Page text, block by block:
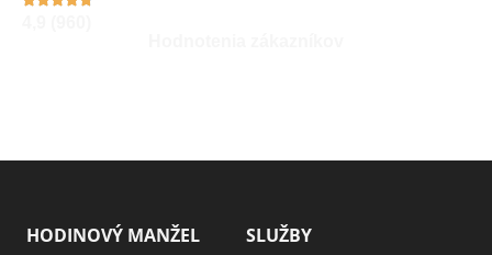
HODINOVÝ MANŽEL SLUŽBY